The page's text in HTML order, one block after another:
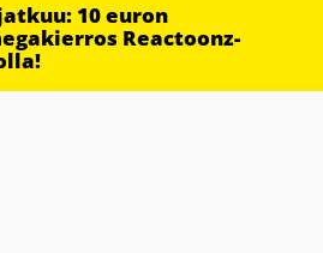
10 euron
Reactoonz-